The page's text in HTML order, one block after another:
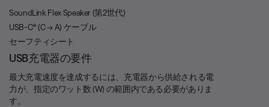
SoundLink Flex Speaker (第2世代)
USB-C® (C → A) ケーブル
セーフティシート
USB充電器の要件
最大充電速度を達成するには、充電器から供給される電
力が、指定のワット数 (W) の範囲内である必要がありま
す。